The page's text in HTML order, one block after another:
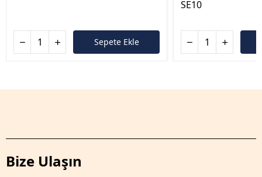
Sepete Ekle
SE10
Bize Ulaşın